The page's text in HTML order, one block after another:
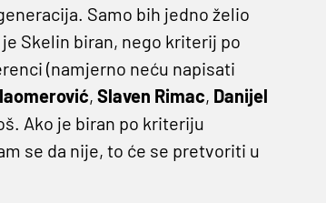
Samo bih jedno želio
Skelin biran, nego kriterij po
(namjerno neću napisati
, Slaven Rimac, Danijel
Ako je biran po kriteriju
se da nije, to će se pretvoriti u